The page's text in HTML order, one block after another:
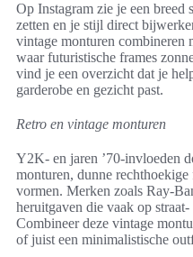
Op Instagram zie je een breed
zetten en je stijl direct
vintage monturen combineren
waar futuristische frames
vind je een overzicht dat je
garderobe en gezicht past.
Retro en vintage monturen
Y2K- en jaren ’70-invloeden
monturen, dunne
vormen. Merken zoals Ray-
heruitgaven die vaak op
Combineer deze vintage
of juist een minimalistische